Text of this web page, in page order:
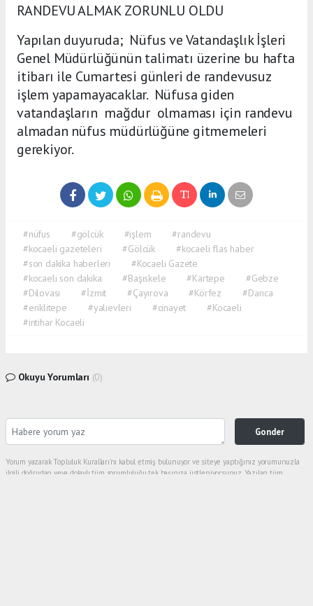
RANDEVU ALMAK ZORUNLU OLDU
Yapılan duyuruda; Nüfus ve Vatandaşlık İşleri
Genel Müdürlüğünün talimatı üzerine bu hafta
itibarı ile Cumartesi günleri de randevusuz
işlem yapamayacaklar. Nüfusa giden
vatandaşların mağdur olmaması için randevu
almadan nüfus müdürlüğüne gitmemeleri
gerekiyor.
#nüfus #gölcük #işlem
#randevu
#kocaeli gazeteleri
#Gölcük
#kocaeli flas haber
#son dakika haberleri
#Kocaeli Gazete
#kocaeli son dakika
#Başiskele #Kartepe
#Gebze
#Dilovası
#İzmit #Çayırova #Körfez
#Darıca
#eriklitepe
#yalıevleri #cinayet
#Kocaeli
#intihar Kocaeli
Okuyu Yorumları (0)
Gonder
Yorum yazarak Topluluk Kuralları’nı kabul etmiş bulunuyor ve siteye yaptığınız yorumunuzla
ilgili doğrudan veya dolaylı tüm sorumluluğu tek başınıza üstleniyorsunuz. Yazılan tüm